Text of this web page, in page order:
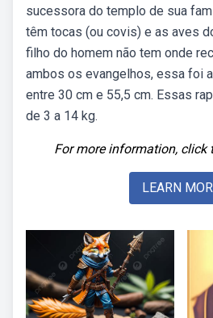
sucessora do templo de sua
têm tocas (ou covis) e as aves
filho do homem não tem onde
ambos os evangelhos, essa foi
entre 30 cm e 55,5 cm. Essas
de 3 a 14 kg.
For more information, click
LEARN